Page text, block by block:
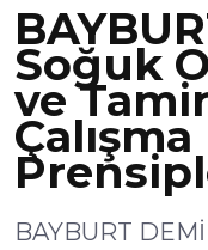
Soğuk
ve
Çalışma
BAYBURT